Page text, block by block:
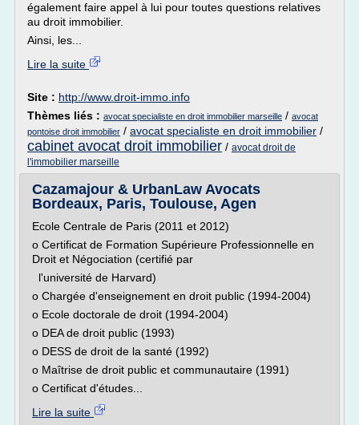
également faire appel à lui pour toutes questions relatives
au droit immobilier.
Ainsi, les...
Lire la suite
Site : http://www.droit-immo.info
Thèmes liés : avocat specialiste en droit immobilier marseille / avocat
pontoise droit immobilier / avocat specialiste en droit immobilier /
cabinet avocat droit immobilier / avocat droit de
l'immobilier marseille
Cazamajour & UrbanLaw Avocats
Bordeaux, Paris, Toulouse, Agen
Ecole Centrale de Paris (2011 et 2012)
o Certificat de Formation Supérieure Professionnelle en
Droit et Négociation (certifié par
l'université de Harvard)
o Chargée d'enseignement en droit public (1994-2004)
o Ecole doctorale de droit (1994-2004)
o DEA de droit public (1993)
o DESS de droit de la santé (1992)
o Maîtrise de droit public et communautaire (1991)
o Certificat d'études...
Lire la suite